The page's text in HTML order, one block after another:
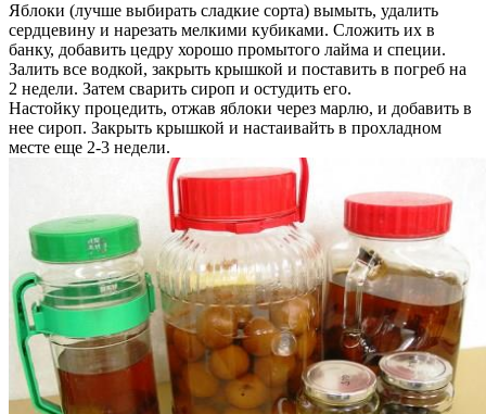
Яблоки (лучше выбирать сладкие сорта) вымыть, удалить
сердцевину и нарезать мелкими кубиками. Сложить их в
банку, добавить цедру хорошо промытого лайма и специи.
Залить все водкой, закрыть крышкой и поставить в погреб на
2 недели. Затем сварить сироп и остудить его.
Настойку процедить, отжав яблоки через марлю, и добавить в
нее сироп. Закрыть крышкой и настаивайть в прохладном
месте еще 2-3 недели.